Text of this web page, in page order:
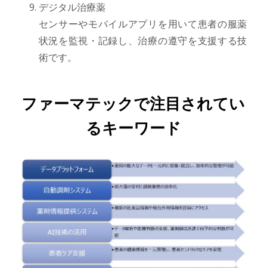
デジタル治療薬
センサーやモバイルアプリを用いて患者の服薬
状況を監視・記録し、治療の遵守を支援する技
術です。
ファーマテックで注目されてい
るキーワード